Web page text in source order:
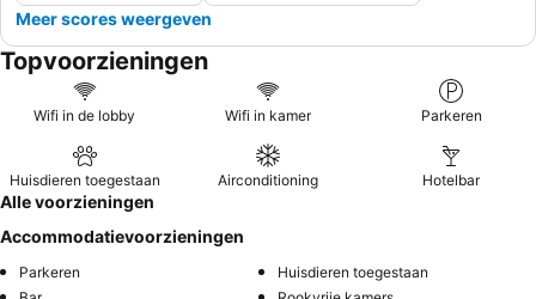
Meer scores weergeven
Topvoorzieningen
Wifi in de lobby Wifi in kamer Parkeren
Huisdieren toegestaan Airconditioning Hotelbar
Alle voorzieningen
Accommodatievoorzieningen
Parkeren
Huisdieren toegestaan